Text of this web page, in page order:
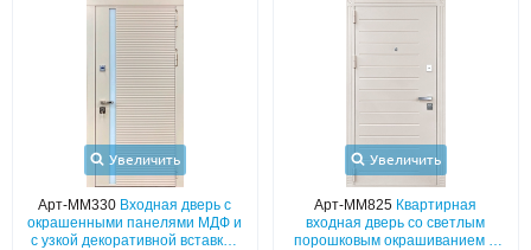
Металлические двери от производителя с доставкой и установкой в
ПН-СБ - с 9:00 до 21:00, ВС - до 19:00
Увеличить
Арт-ММ330 Входная дверь с
окрашенными панелями МДФ и
с узкой декоративной вставкой
Увеличить
Арт-ММ825 Квартирная
входная дверь со светлым
порошковым окрашиванием и